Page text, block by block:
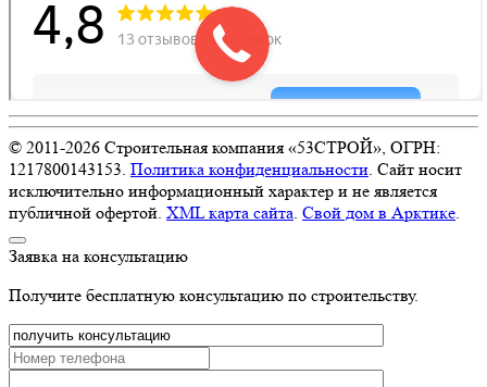
© 2011-2026 Строительная компания «53СТРОЙ», ОГРН:
1217800143153. Политика конфиденциальности. Сайт носит
исключительно информационный характер и не является
публичной офертой. XML карта сайта. Свой дом в Арктике.
Заявка на консультацию
Получите бесплатную консультацию по строительству.